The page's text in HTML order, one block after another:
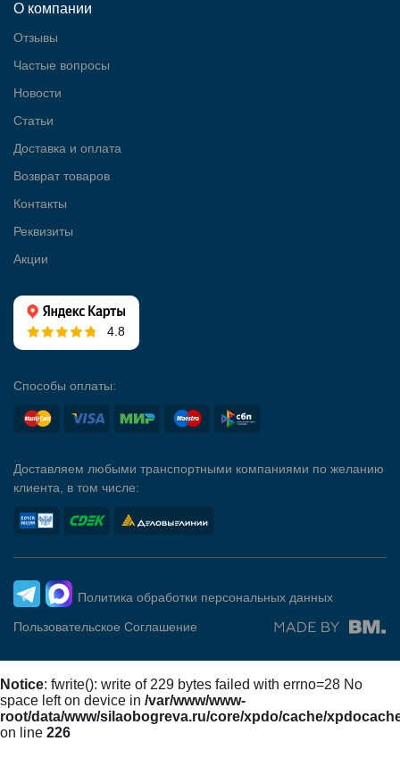
О компании
Отзывы
Частые вопросы
Новости
Статьи
Доставка и оплата
Возврат товаров
Контакты
Реквизиты
Акции
4.8
Способы оплаты:
Доставляем любыми транспортными компаниями по желанию
клиента, в том числе:
Политика обработки персональных данных
Пользовательское Соглашение
Notice: fwrite(): write of 229 bytes failed with errno=28 No
space left on device in /var/www/www-
root/data/www/silaobogreva.ru/core/xpdo/cache/
on line 226